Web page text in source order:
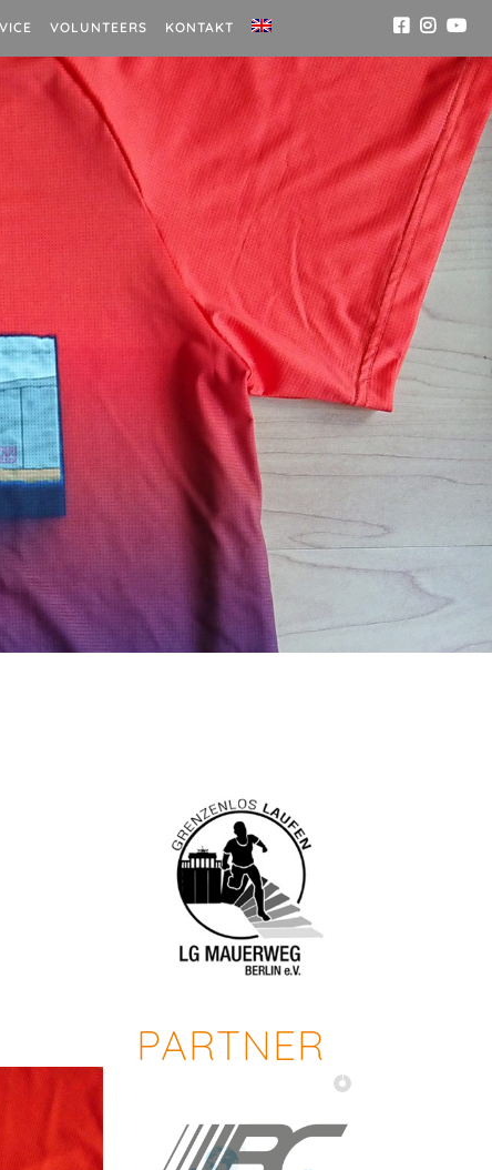
VOLUNTEERS KONTAKT
PARTNER